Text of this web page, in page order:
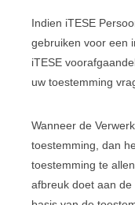
Indien iTESE
gebruiken voor een
iTESE
uw toestemming
Wanneer de
toestemming, dan
toestemming te
afbreuk doet aan